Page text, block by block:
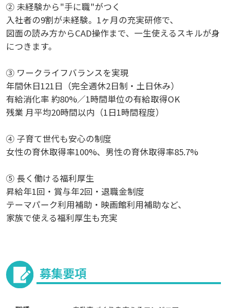
② 未経験から"手に職"がつく
入社者の9割が未経験。1ヶ月の充実研修で、
図面の読み方からCAD操作まで、一生使えるスキルが身
につきます。
③ ワークライフバランスを実現
年間休日121日（完全週休2日制・土日休み）
有給消化率 約80%／1時間単位の有給取得OK
残業 月平均20時間以内（1日1時間程度）
④ 子育て世代も安心の制度
女性の育休取得率100%、男性の育休取得率85.7%
⑤ 長く働ける福利厚生
昇給年1回・賞与年2回・退職金制度
テーマパーク利用補助・映画館利用補助など、
家族で使える福利厚生も充実
募集要項